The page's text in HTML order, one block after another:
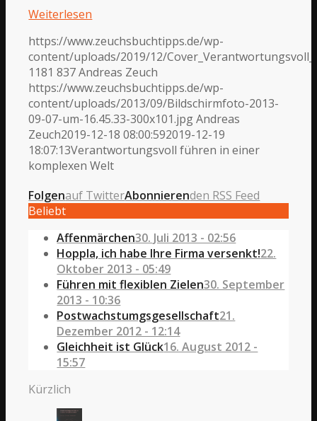
Weiterlesen
https://www.zeuchsbuchtipps.de/wp-
content/uploads/2019/12/
1181 837 Andreas Zeuch
https://www.zeuchsbuchtipps.de/wp-
content/uploads/2013/09/Bildschirmfoto-2013-
09-07-um-16.45.33-300x101.jpg Andreas
Zeuch2019-12-18 08:00:592019-12-19
18:07:13Verantwortungsvoll führen in einer
komplexen Welt
Folgenauf TwitterAbonnierenden RSS Feed
Beliebt
Affenmärchen30. Juli 2013 - 02:56
Hoppla, ich habe Ihre Firma versenkt!22.
Oktober 2013 - 05:49
Führen mit flexiblen Zielen30. September
2013 - 10:36
Postwachstumgsgesellschaft21.
Dezember 2012 - 12:14
Gleichheit ist Glück16. August 2012 -
15:57
Kürzlich